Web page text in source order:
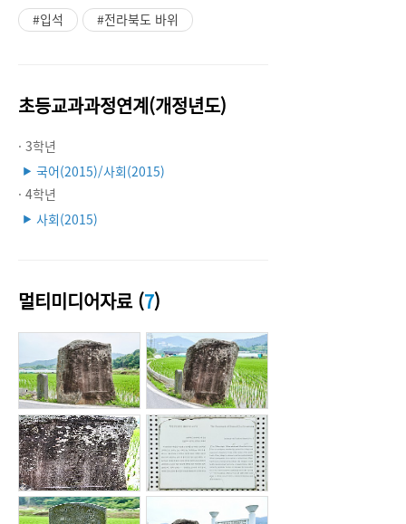
#입석 #전라북도 바위
초등교과과정연계(개정년도)
· 3학년
▶ 국어(2015)/사회(2015)
· 4학년
▶ 사회(2015)
멀티미디어자료 (7)